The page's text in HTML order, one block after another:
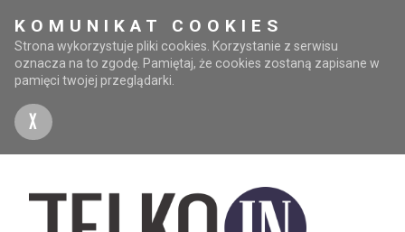
KOMUNIKAT COOKIES
Strona wykorzystuje pliki cookies. Korzystanie z serwisu
oznacza na to zgodę. Pamiętaj, że cookies zostaną zapisane w
pamięci twojej przeglądarki.
X